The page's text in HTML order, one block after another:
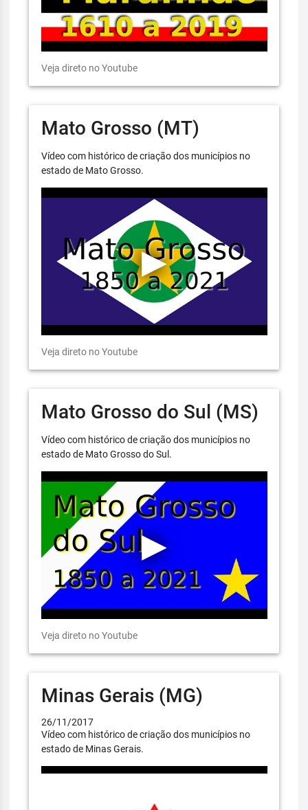
Veja direto no Youtube
Mato Grosso (MT)
Vídeo com histórico de criação dos municípios no
estado de Mato Grosso.
Veja direto no Youtube
Mato Grosso do Sul (MS)
Vídeo com histórico de criação dos municípios no
estado de Mato Grosso do Sul.
Veja direto no Youtube
Minas Gerais (MG)
26/11/2017
Vídeo com histórico de criação dos municípios no
estado de Minas Gerais.